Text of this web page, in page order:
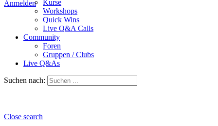
Anmelden
Kurse
Workshops
Quick Wins
Live Q&A Calls
Community
Foren
Gruppen / Clubs
Live Q&As
Suchen nach:
Close search